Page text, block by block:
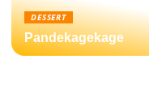
DESSERT
Pandekagekage